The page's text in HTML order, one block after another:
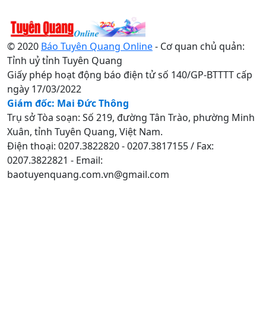
© 2020 Báo Tuyên Quang Online- Cơ quan chủ quản:
Tỉnh uỷ tỉnh Tuyên Quang
Giấy phép hoạt động báo điện tử số 140/GP-BTTTT cấp
ngày 17/03/2022
Giám đốc: Mai Đức Thông
Trụ sở Tòa soạn: Số 219, đường Tân Trào, phường Minh
Xuân, tỉnh Tuyên Quang, Việt Nam.
Điện thoại: 0207.3822820 - 0207.3817155 / Fax:
0207.3822821 - Email:
baotuyenquang.com.vn@gmail.com